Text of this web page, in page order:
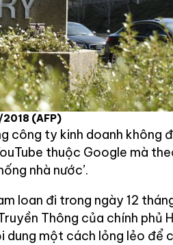
2018 (AFP)
công ty kinh doanh không
thuộc Google mà
nhà nước’.
loan đi trong ngày 12
Thông của chính phủ
dung một cách lỏng lẻo để